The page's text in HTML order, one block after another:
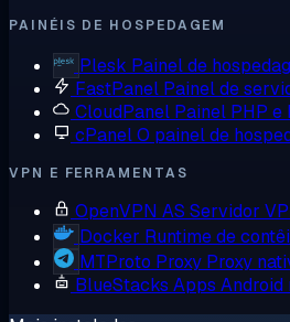
PAINÉIS DE HOSPEDAGEM
Plesk Painel de
FastPanel Painel de
CloudPanel Painel PHP e
cPanelO painel de
VPN E FERRAMENTAS
OpenVPN AS Servidor
Docker Runtime de
MTProto Proxy Proxy
BlueStacks Apps Android